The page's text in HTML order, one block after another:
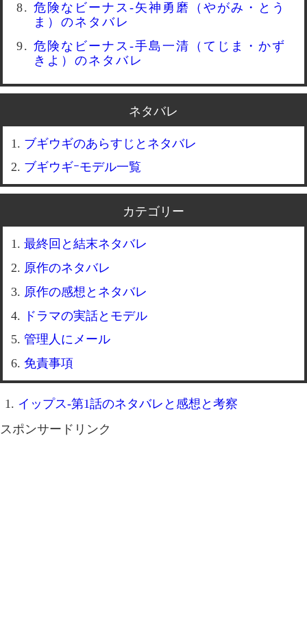
危険なビーナス-矢神勇磨（やがみ・とう
ま）のネタバレ
危険なビーナス-手島一清（てじま・かず
きよ）のネタバレ
ネタバレ
ブギウギのあらすじとネタバレ
ブギウギｰモデル一覧
カテゴリー
最終回と結末ネタバレ
原作のネタバレ
原作の感想とネタバレ
ドラマの実話とモデル
管理人にメール
免責事項
イップス-第1話のネタバレと感想と考察
スポンサードリンク